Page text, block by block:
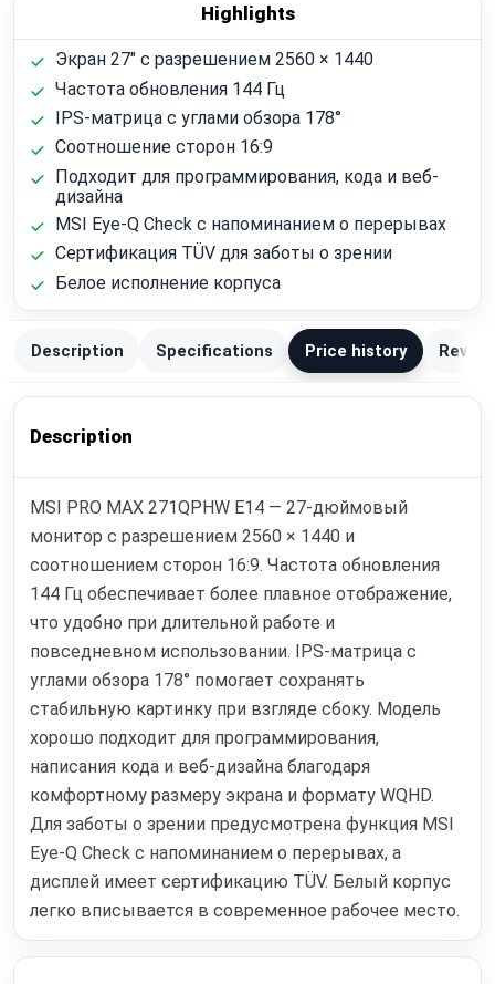
Highlights
Экран 27" с разрешением 2560 × 1440
Частота обновления 144 Гц
IPS-матрица с углами обзора 178°
Соотношение сторон 16:9
Подходит для программирования, кода и веб-
дизайна
MSI Eye-Q Check с напоминанием о перерывах
Сертификация TÜV для заботы о зрении
Белое исполнение корпуса
Description Specifications Price history
Description
MSI PRO MAX 271QPHW E14 — 27-дюймовый
монитор с разрешением 2560 × 1440 и
соотношением сторон 16:9. Частота обновления
144 Гц обеспечивает более плавное отображение,
что удобно при длительной работе и
повседневном использовании. IPS-матрица с
углами обзора 178° помогает сохранять
стабильную картинку при взгляде сбоку. Модель
хорошо подходит для программирования,
написания кода и веб-дизайна благодаря
комфортному размеру экрана и формату WQHD.
Для заботы о зрении предусмотрена функция MSI
Eye-Q Check с напоминанием о перерывах, а
дисплей имеет сертификацию TÜV. Белый корпус
легко вписывается в современное рабочее место.